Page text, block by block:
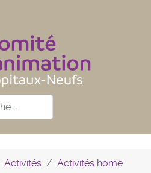
Activités
Activités home